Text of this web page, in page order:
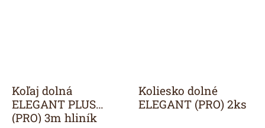
Koľaj dolná
ELEGANT PLUS
(PRO) 3m hliník
Koliesko dolné
ELEGANT (PRO) 2ks